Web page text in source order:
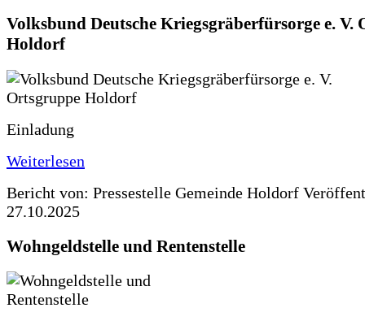
Volksbund Deutsche Kriegsgräberfürsorge e. V.
Holdorf
Einladung
Weiterlesen
Bericht von: Pressestelle Gemeinde Holdorf
27.10.2025
Wohngeldstelle und Rentenstelle